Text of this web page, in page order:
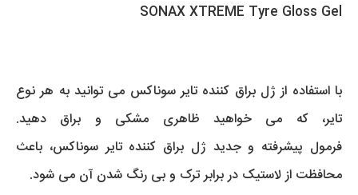
SONAX XTREME Tyre Gloss Gel
با استفاده از ژل براق کننده تایر سوناکس می توانید به هر نوع
تایر، که می خواهید ظاهری مشکی و براق دهید.
فرمول پیشرفته و جدید ژل براق کننده تایر سوناکس، باعث
محافظت از لاستیک در برابر ترک و بی رنگ شدن آن می شود.